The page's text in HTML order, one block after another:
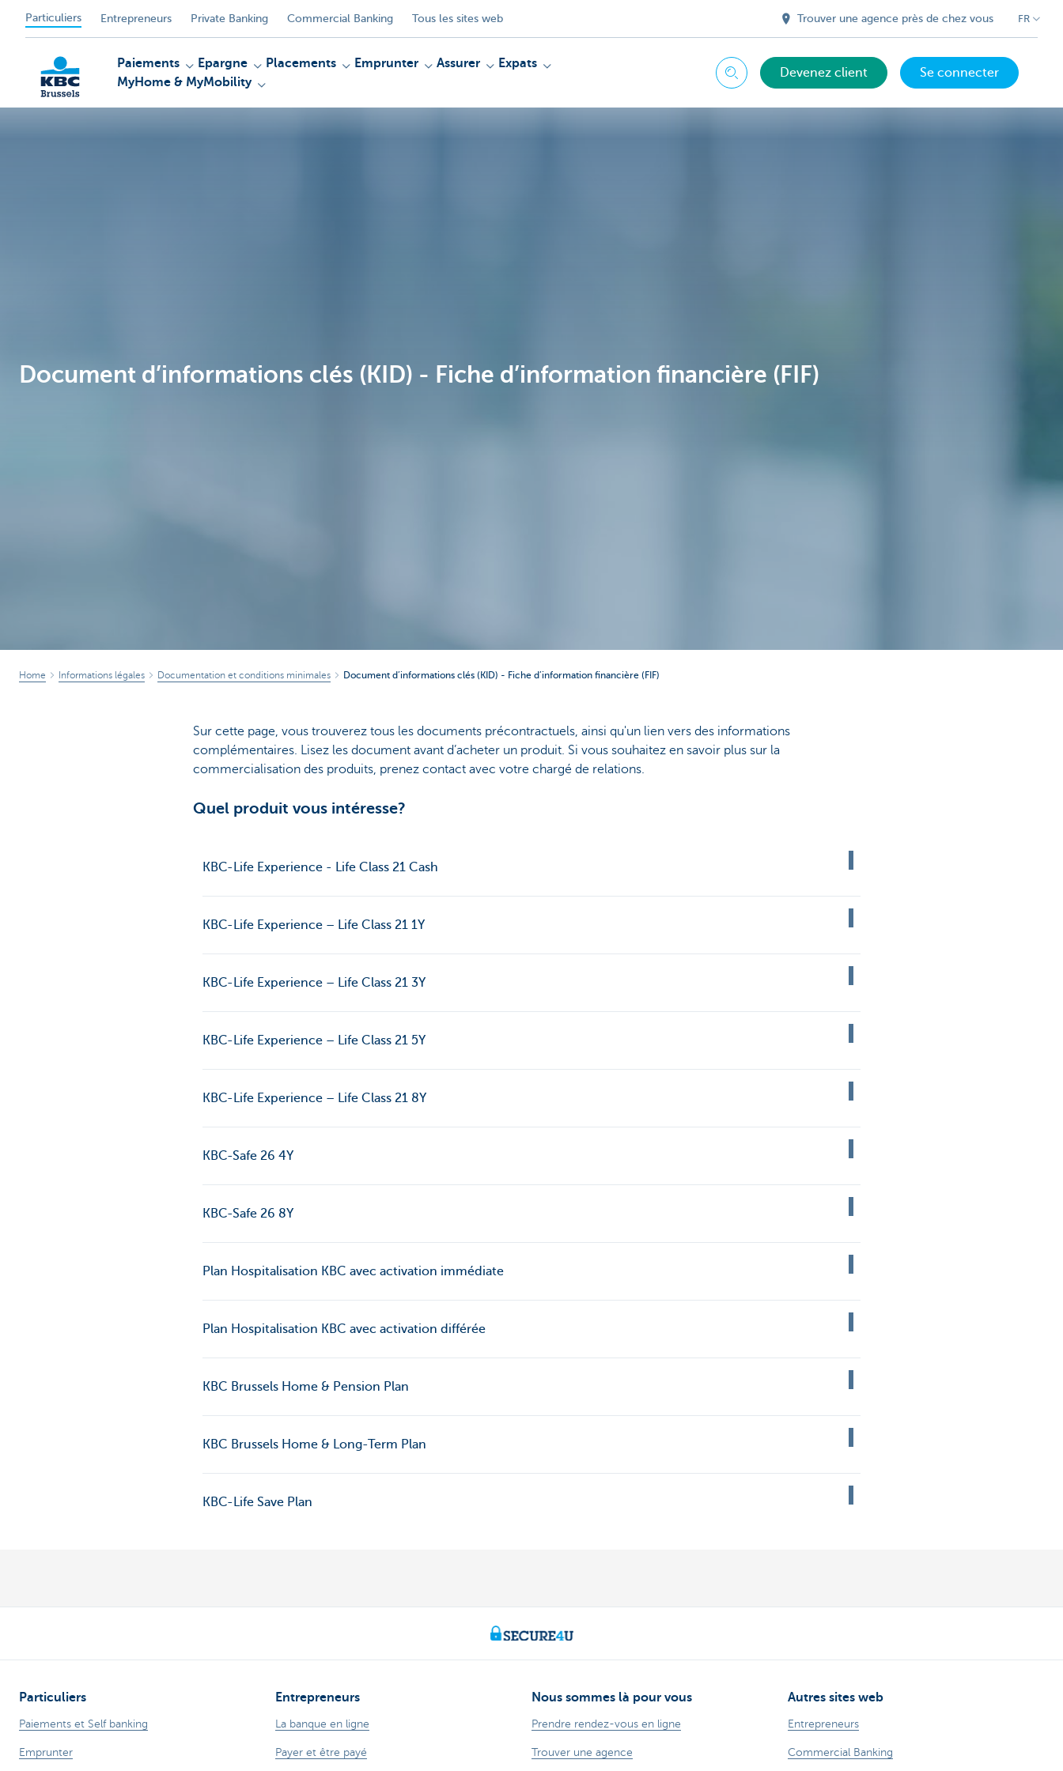
Particuliers Entrepreneurs Private Banking Commercial Banking Tous les sites web Trouver une agence près de chez vous FR
Brussels
Paiements Epargne Placements Emprunter Assurer
Expats
MyHome & MyMobility
ChercherDevenez client Se connecter
Document d’informations clés (KID) - Fiche d’information financière (FIF)
Home Informations légales Documentation et conditions minimales Document d’informations clés (KID) - Fiche d’information financière (FIF)
Sur cette page, vous trouverez tous les documents précontractuels, ainsi qu'un lien vers des informations
complémentaires. Lisez les document avant d’acheter un produit. Si vous souhaitez en savoir plus sur la
commercialisation des produits, prenez contact avec votre chargé de relations.
Quel produit vous intéresse?
KBC-Life Experience - Life Class 21 Cash
KBC-Life Experience – Life Class 21 1Y
KBC-Life Experience – Life Class 21 3Y
KBC-Life Experience – Life Class 21 5Y
KBC-Life Experience – Life Class 21 8Y
KBC-Safe 26 4Y
KBC-Safe 26 8Y
Plan Hospitalisation KBC avec activation immédiate
Plan Hospitalisation KBC avec activation différée
KBC Brussels Home & Pension Plan
KBC Brussels Home & Long-Term Plan
KBC-Life Save Plan
Particuliers
Paiements et Self banking
Emprunter
Entrepreneurs
La banque en ligne
Payer et être payé
Nous sommes là pour vous
Prendre rendez-vous en ligne
Trouver une agence
Autres sites web
Entrepreneurs
Commercial Banking